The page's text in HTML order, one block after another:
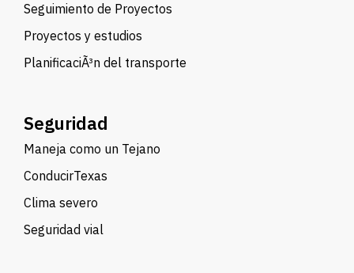
Seguimiento de Proyectos
Proyectos y estudios
PlanificaciÃ³n del transporte
Seguridad
Maneja como un Tejano
ConducirTexas
Clima severo
Seguridad vial